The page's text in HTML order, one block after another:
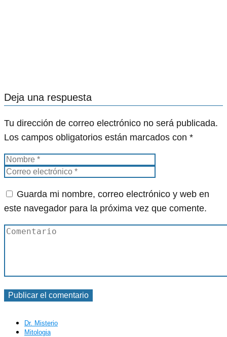
Deja una respuesta
Tu dirección de correo electrónico no será publicada.
Los campos obligatorios están marcados con *
Guarda mi nombre, correo electrónico y web en
este navegador para la próxima vez que comente.
Dr. Misterio
Mitologia